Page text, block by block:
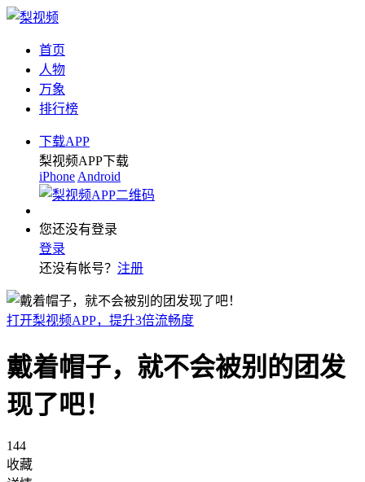
首页
人物
万象
排行榜
下载APP
梨视频APP下载
iPhone Android
您还没有登录
登录
还没有帐号？ 注册
打开梨视频APP，提升3倍流畅度
戴着帽子，就不会被别的团发
现了吧！
144
收藏